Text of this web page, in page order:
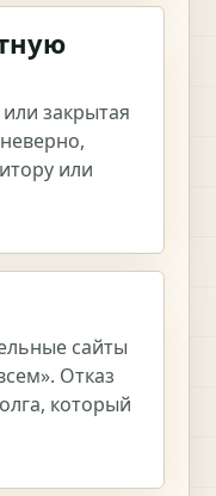
закрытая
или
сайты
Отказ
который